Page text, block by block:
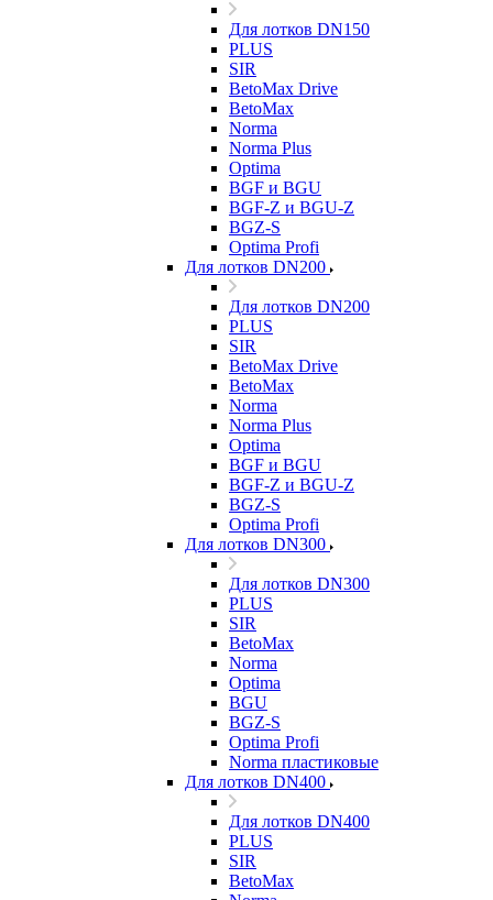
Для лотков DN150
PLUS
SIR
BetoMax Drive
BetoMax
Norma
Norma Plus
Optima
BGF и BGU
BGF-Z и BGU-Z
BGZ-S
Optima Profi
Для лотков DN200
Для лотков DN200
PLUS
SIR
BetoMax Drive
BetoMax
Norma
Norma Plus
Optima
BGF и BGU
BGF-Z и BGU-Z
BGZ-S
Optima Profi
Для лотков DN300
Для лотков DN300
PLUS
SIR
BetoMax
Norma
Optima
BGU
BGZ-S
Optima Profi
Norma пластиковые
Для лотков DN400
Для лотков DN400
PLUS
SIR
BetoMax